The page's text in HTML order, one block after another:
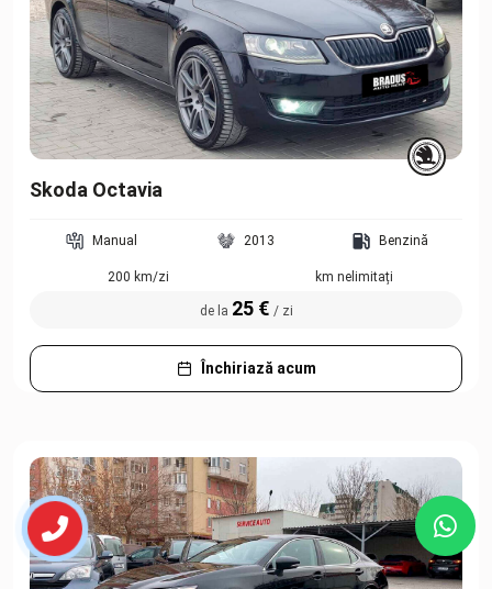
Skoda Octavia
Manual 2013 Benzină
200 km/zi km nelimitați
de la 25 € / zi
Închiriază acum